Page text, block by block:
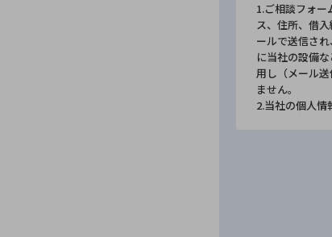
1.ご相談フォ
ス、住所、借
ールで送信さ
に当社の設備
用し（メール
ません。
2.当社の個人情